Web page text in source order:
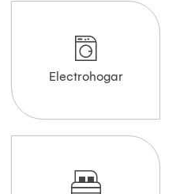
Electrohogar